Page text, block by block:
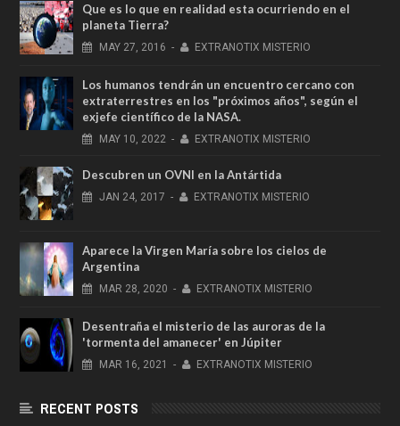
Que es lo que en realidad esta ocurriendo en el
planeta Tierra?
MAY 27, 2016 - EXTRANOTIX MISTERIO
Los humanos tendrán un encuentro cercano con
extraterrestres en los "próximos años", según el
exjefe científico de la NASA.
MAY 10, 2022 - EXTRANOTIX MISTERIO
Descubren un OVNI en la Antártida
JAN 24, 2017 - EXTRANOTIX MISTERIO
Aparece la Virgen María sobre los cielos de
Argentina
MAR 28, 2020 - EXTRANOTIX MISTERIO
Desentraña el misterio de las auroras de la
'tormenta del amanecer' en Júpiter
MAR 16, 2021 - EXTRANOTIX MISTERIO
RECENT POSTS